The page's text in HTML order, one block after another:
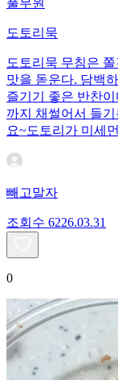
도토리묵
도토리묵 무침은
맛을 돋운다. 담백
즐기기 좋은 반찬
까지 채썰어서 들
요~도토리가 미세
빼고말자
조회수 6226.03.31
0